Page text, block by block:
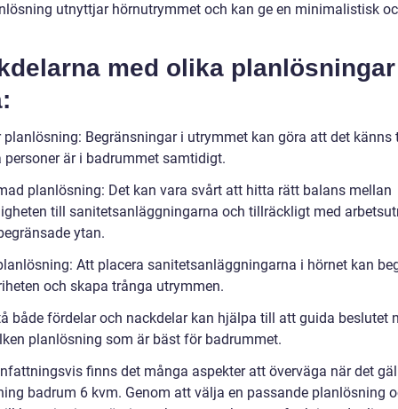
utnyttjar hörnutrymmet och kan ge en minimalistisk
med olika
planlösning: Begränsningar i utrymmet kan göra att det känns
personer är i badrummet samtidigt.
planlösning: Det kan vara svårt att hitta rätt balans mellan
till sanitetsanläggningarna och tillräckligt med
ytan.
Att placera sanitetsanläggningarna i hörnet kan
och skapa trånga utrymmen.
både fördelar och nackdelar kan hjälpa till att guida beslutet
planlösning som är bäst för badrummet.
finns det många aspekter att överväga när det
badrum 6 kvm. Genom att välja en passande planlösning